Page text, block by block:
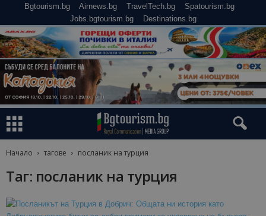
Bgtourism.bg Airnews.bg TravelTech.bg
Spatourism.bg
Jobs.bgtourism.bg
Destinations.bg
Начало тагове посланик на турция
Таг: посланик на турция